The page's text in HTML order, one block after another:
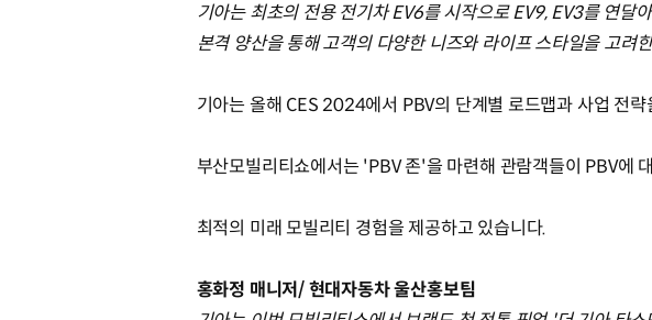
기아는 최초의 전용 전기차 EV6를 시작으로 EV9, EV3를 연
본격 양산을 통해 고객의 다양한 니즈와 라이프 스타일을 고려
기아는 올해 CES 2024에서 PBV의 단계별 로드맵과 사업 전략
부산모빌리티쇼에서는 'PBV 존'을 마련해 관람객들이 PBV에
최적의 미래 모빌리티 경험을 제공하고 있습니다.
홍화정 매니저/ 현대자동차 울산홍보팀